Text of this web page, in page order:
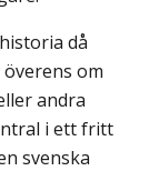
då
om
andra
i ett fritt
svenska